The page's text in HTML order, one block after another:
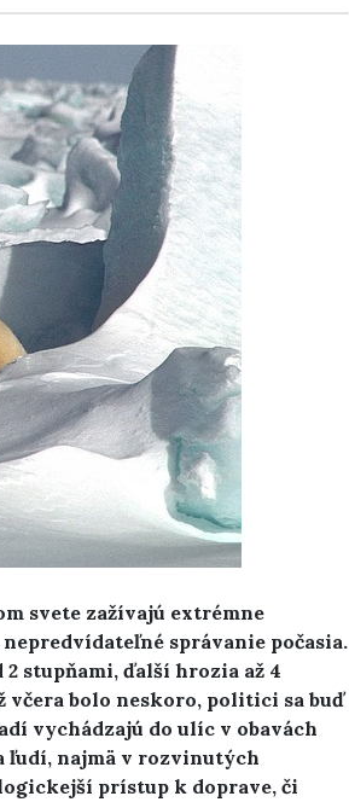
svete zažívajú extrémne
správanie počasia.
stupňami, ďalší hrozia až 4
včera bolo neskoro, politici sa buď
vychádzajú do ulíc v obavách
ľudí, najmä v rozvinutých
prístup k doprave, či